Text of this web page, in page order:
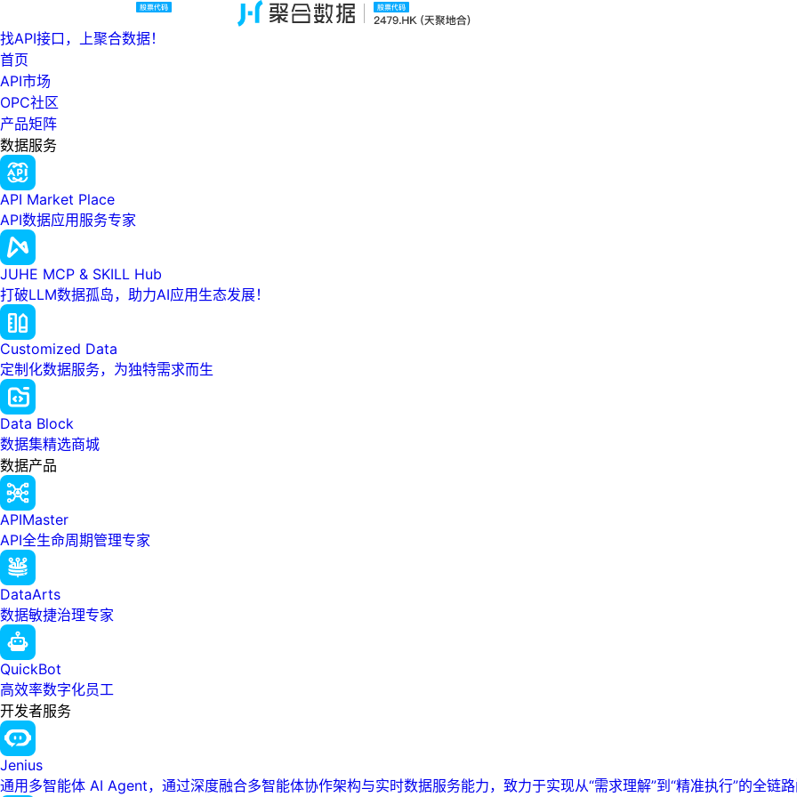
找API接口，上聚合数据！
首页
API市场
OPC社区
产品矩阵
数据服务
API Market Place
API数据应用服务专家
JUHE MCP & SKILL Hub
打破LLM数据孤岛，助力AI应用生态发展！
Customized Data
定制化数据服务，为独特需求而生
Data Block
数据集精选商城
数据产品
APIMaster
API全生命周期管理专家
DataArts
数据敏捷治理专家
QuickBot
高效率数字化员工
开发者服务
Jenius
通用多智能体 AI Agent，通过深度融合多智能体协作架构与实时数据服务能力，致力于实现从“需求理解”到“精准执行”的全链